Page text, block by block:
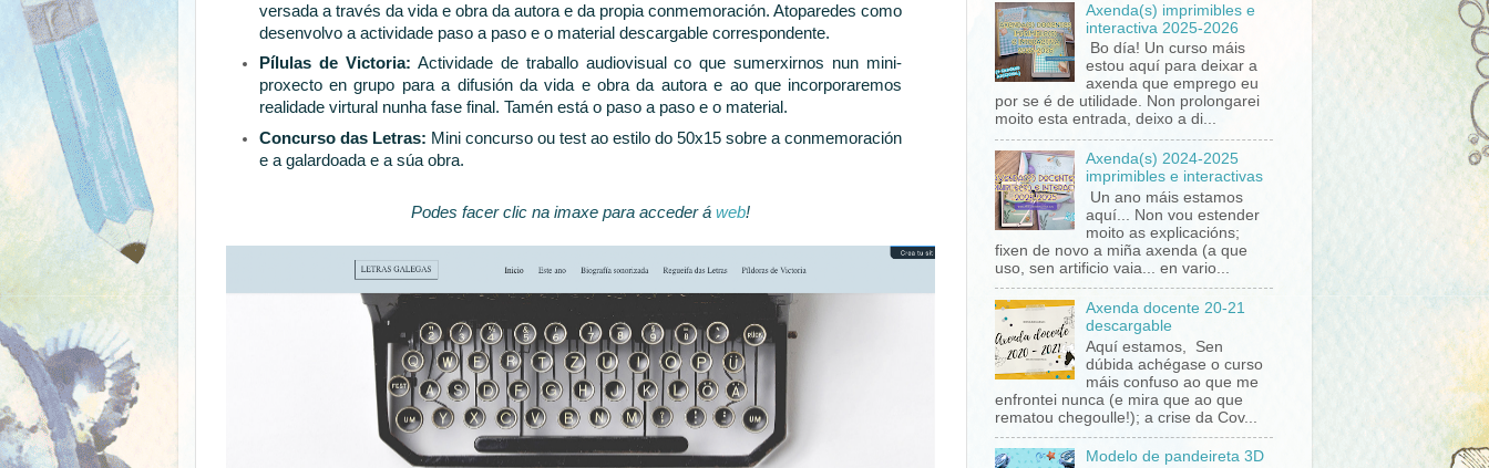
versada a través da vida e obra da autora e da propia conmemoración. Atoparedes como
desenvolvo a actividade paso a paso e o material descargable correspondente.
Pílulas de Victoria: Actividade de traballo audiovisual co que sumerxirnos nun mini-
proxecto en grupo para a difusión da vida e obra da autora e ao que incorporaremos
realidade virtural nunha fase final. Tamén está o paso a paso e o material.
Concurso das Letras: Mini concurso ou test ao estilo do 50x15 sobre a conmemoración
e a galardoada e a súa obra.
Podes facer clic na imaxe para acceder á web!
Axenda(s) imprimibles e
interactiva 2025-2026
Bo día! Un curso máis
estou aquí para deixar a
axenda que emprego eu
por se é de utilidade. Non prolongarei
moito esta entrada, deixo a di...
Axenda(s) 2024-2025
imprimibles e interactivas
Un ano máis estamos
aquí... Non vou estender
moito as explicacións;
fixen de novo a miña axenda (a que
uso, sen artificio vaia... en vario...
Axenda docente 20-21
descargable
Aquí estamos, Sen
dúbida achégase o curso
máis confuso ao que me
enfrontei nunca (e mira que ao que
rematou chegoulle!); a crise da Cov...
Modelo de pandeireta 3D